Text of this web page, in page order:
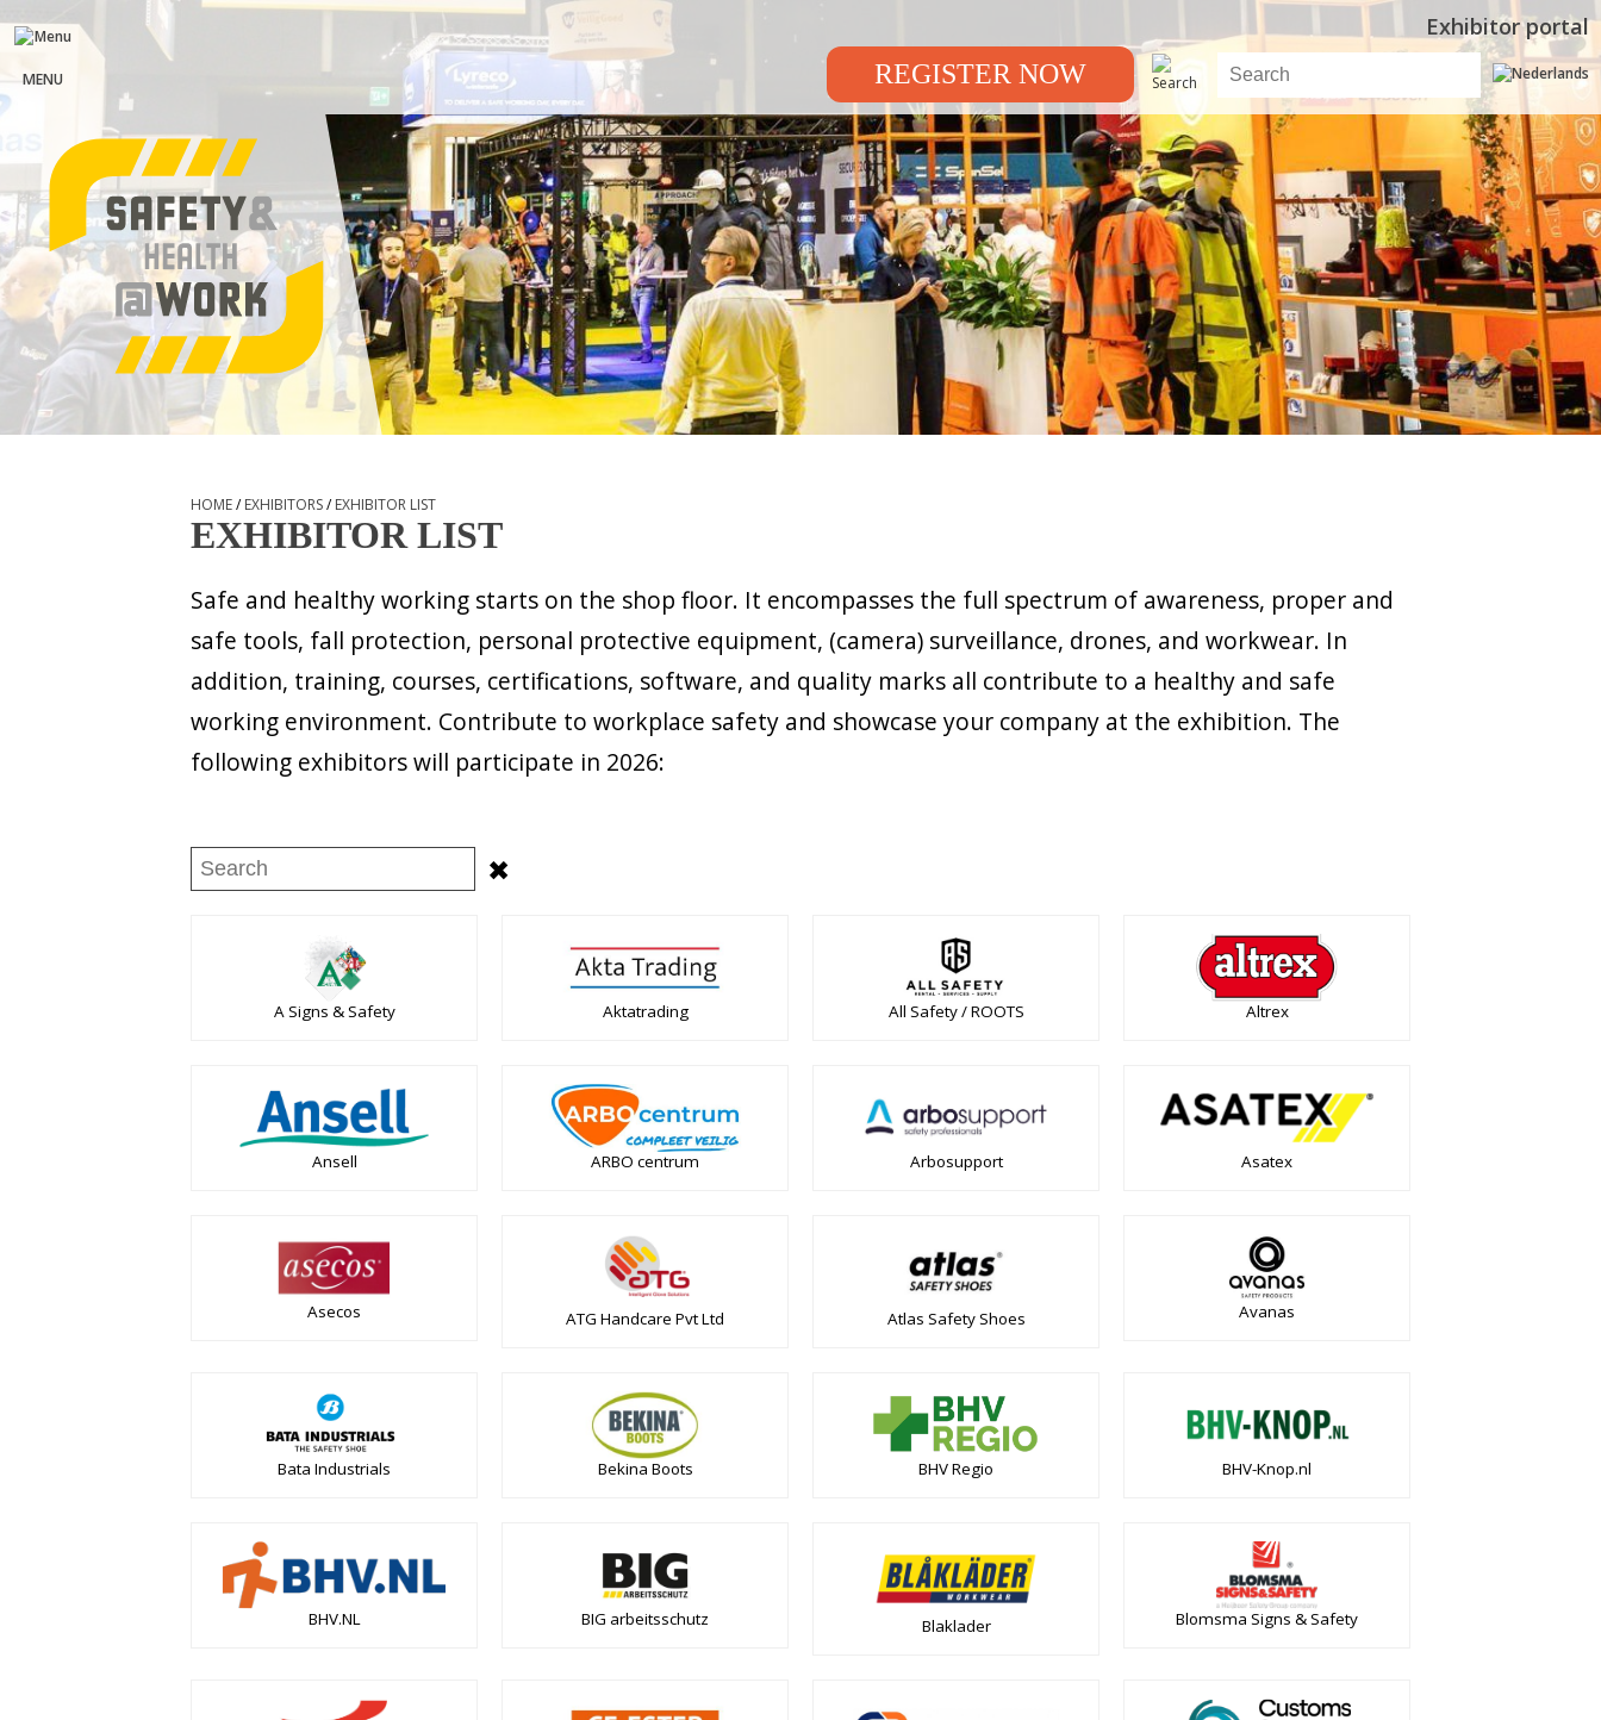
MENU
Exhibitor portal
REGISTER NOW
HOME/EXHIBITORS/EXHIBITOR LIST
EXHIBITOR LIST
Safe and healthy working starts on the shop floor. It encompasses the full spectrum of awareness, proper and
safe tools, fall protection, personal protective equipment, (camera) surveillance, drones, and workwear. In
addition, training, courses, certifications, software, and quality marks all contribute to a healthy and safe
working environment. Contribute to workplace safety and showcase your company at the exhibition. The
following exhibitors will participate in 2026:
✖
A Signs & Safety Aktatrading All Safety / ROOTS Altrex
Ansell ARBO centrum Arbosupport Asatex
Asecos ATG Handcare Pvt Ltd Atlas Safety Shoes Avanas
Bata Industrials Bekina Boots BHV Regio BHV-Knop.nl
BHV.NL BIG arbeitsschutz Blaklader Blomsma Signs & Safety